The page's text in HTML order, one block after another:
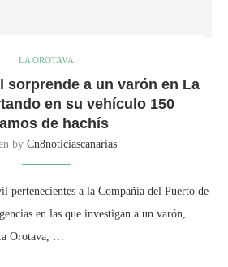
LA OROTAVA
sorprende a un varón en La
en su vehículo 150
de hachís
by Cn8noticiascanarias
pertenecientes a la Compañía del Puerto de
en las que investigan a un varón,
Orotava, …